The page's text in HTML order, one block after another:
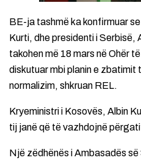
BE-ja tashmë ka konfirmuar
Kurti, dhe presidenti i Serbisë,
takohen më 18 mars në Ohër
diskutuar mbi planin e
normalizim, shkruan REL.
Kryeministri i Kosovës, Albin
tij janë që të vazhdojnë
Një zëdhënës i Ambasadës